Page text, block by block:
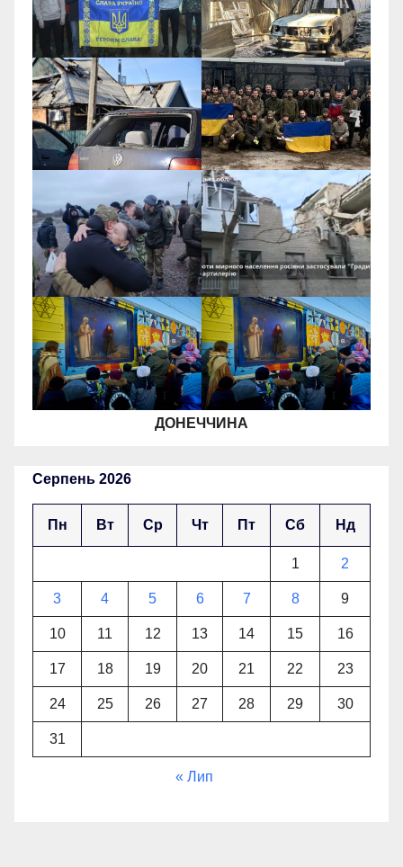
ДОНЕЧЧИНА
Серпень 2026
Пн Вт Ср Чт Пт Сб Нд
1 2
3 4 5 6 7 8 9
10 11 12 13 14 15 16
17 18 19 20 21 22 23
24 25 26 27 28 29 30
31
« Лип